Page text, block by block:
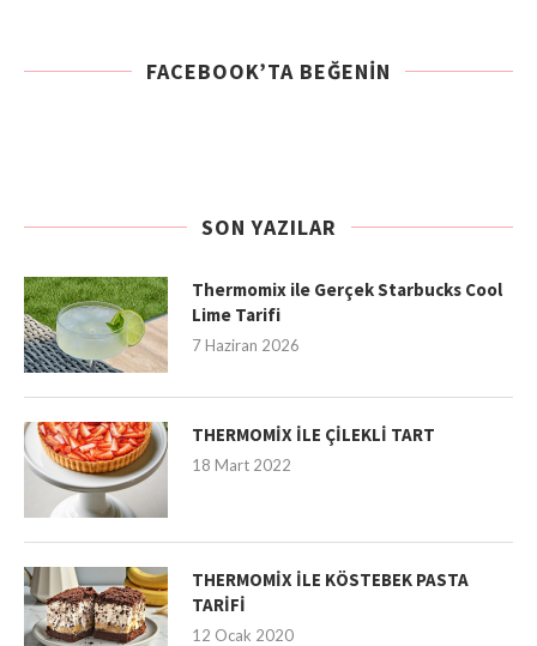
FACEBOOK’TA BEĞENIN
SON YAZILAR
Thermomix ile Gerçek Starbucks Cool
Lime Tarifi
7 Haziran 2026
THERMOMİX İLE ÇİLEKLİ TART
18 Mart 2022
THERMOMİX İLE KÖSTEBEK PASTA
TARİFİ
12 Ocak 2020